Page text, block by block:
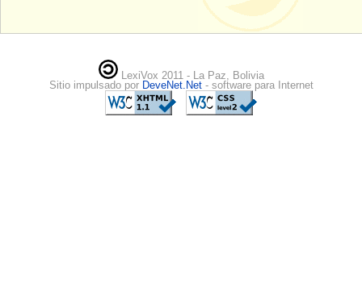
LexiVox 2011 - La Paz, Bolivia
Sitio impulsado por DeveNet.Net - software para Internet